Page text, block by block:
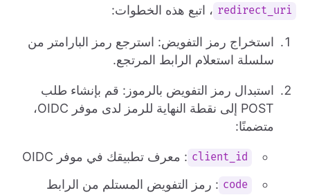
redirect_uri ، اتبع هذه الخطوات:
استخراج رمز التفويض: استرجع رمز البارامتر من
سلسلة استعلام الرابط المرتجع.
استبدال رمز التفويض بالرموز: قم بإنشاء طلب
POST إلى نقطة النهاية للرمز لدى موفر OIDC،
متضمنًا:
client_id : معرف تطبيقك في موفر OIDC
code : رمز التفويض المستلم من الرابط